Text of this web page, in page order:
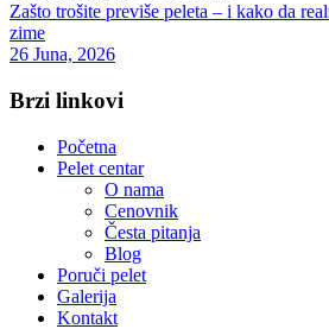
Zašto trošite previše peleta – i kako da
zime
26 Juna, 2026
Brzi linkovi
Početna
Pelet centar
O nama
Cenovnik
Česta pitanja
Blog
Poruči pelet
Galerija
Kontakt